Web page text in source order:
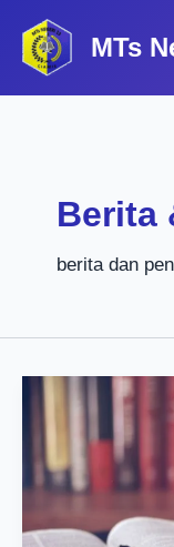
Lewati
konten
MTs
Berita
berita dan